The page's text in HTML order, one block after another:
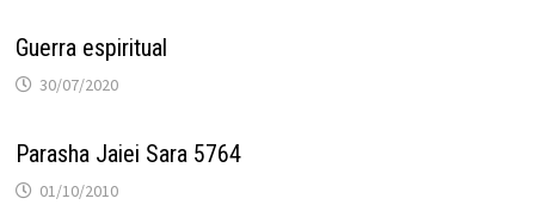
Guerra espiritual
30/07/2020
Parasha Jaiei Sara 5764
01/10/2010